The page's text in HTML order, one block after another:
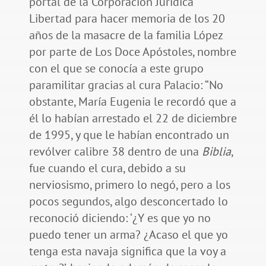
Libertad para hacer memoria de los 20
años de la masacre de la familia López
por parte de Los Doce Apóstoles, nombre
con el que se conocía a este grupo
paramilitar gracias al cura Palacio: “No
obstante, María Eugenia le recordó que a
él lo habían arrestado el 22 de diciembre
de 1995, y que le habían encontrado un
revólver calibre 38 dentro de una Biblia,
fue cuando el cura, debido a su
nerviosismo, primero lo negó, pero a los
pocos segundos, algo desconcertado lo
reconoció diciendo: ‘¿Y es que yo no
puedo tener un arma? ¿Acaso el que yo
tenga esta navaja significa que la voy a